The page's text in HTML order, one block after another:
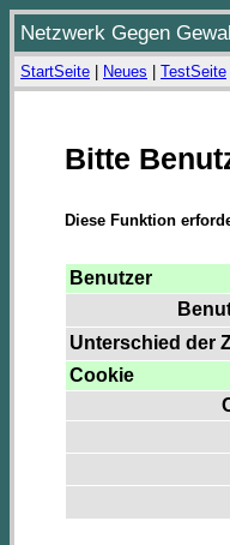
Netzwerk Gegen
StartSeite Neues TestSeite
Bitte
Diese Funktion
Benutzer
Unterschied der
Cookie